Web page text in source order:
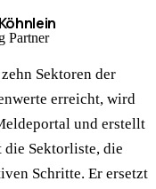
Partner
Sektoren der
erreicht, wird
und erstellt
Sektorliste, die
Schritte. Er ersetzt